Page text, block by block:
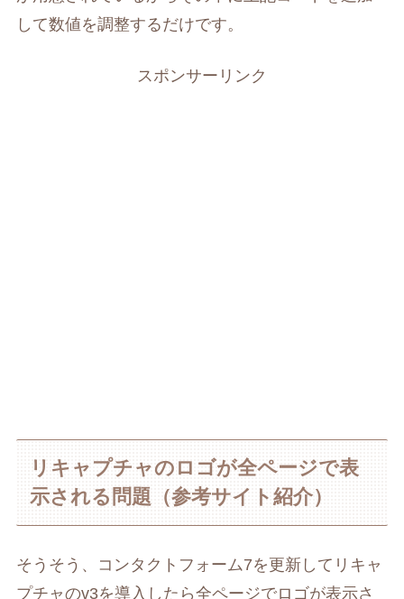
して数値を調整するだけです。
スポンサーリンク
リキャプチャのロゴが全ページで表
示される問題（参考サイト紹介）
そうそう、コンタクトフォーム7を更新してリキャ
プチャのv3を導入したら全ページでロゴが表示さ